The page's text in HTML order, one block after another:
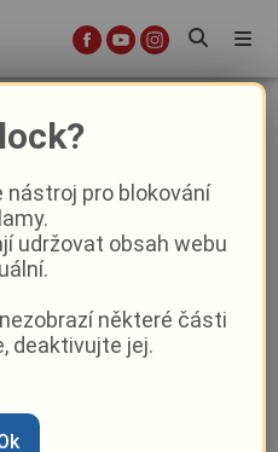
aneb
nástroj pro blokování
udržovat obsah webu
některé části
deaktivujte jej.